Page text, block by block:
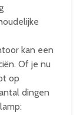
kan een
Of je nu
op
dingen